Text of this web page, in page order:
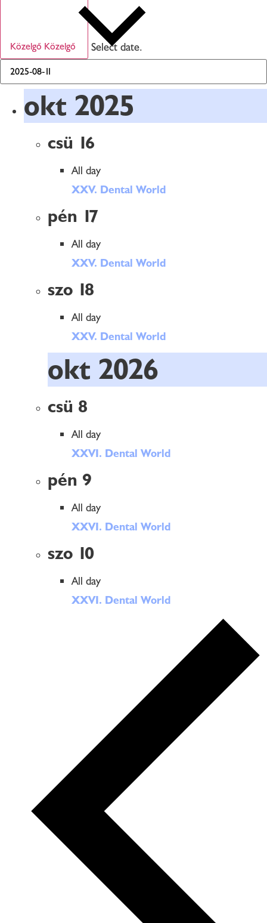
Közelgő Közelgő Select date.
okt 2025
csü 16
All day
XXV. Dental World
pén 17
All day
XXV. Dental World
szo 18
All day
XXV. Dental World
okt 2026
csü 8
All day
XXVI. Dental World
pén 9
All day
XXVI. Dental World
szo 10
All day
XXVI. Dental World